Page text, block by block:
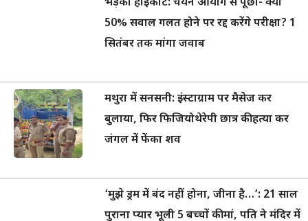
50% सवाल गलत होने पर रद्द करेंगे परीक्षा? 1
सितंबर तक मांगा जवाब
मथुरा में सनसनी: इंस्टाग्राम पर मैसेज कर
बुलाया, फिर फिजियोथेरेपी छात्र की हत्या कर
जंगल में फेंका शव
‘मुझे ड्रम में बंद नहीं होना, जीना है…’: 21 साल
पुराना प्यार भूली 5 बच्चों की मां, पति ने मंदिर में